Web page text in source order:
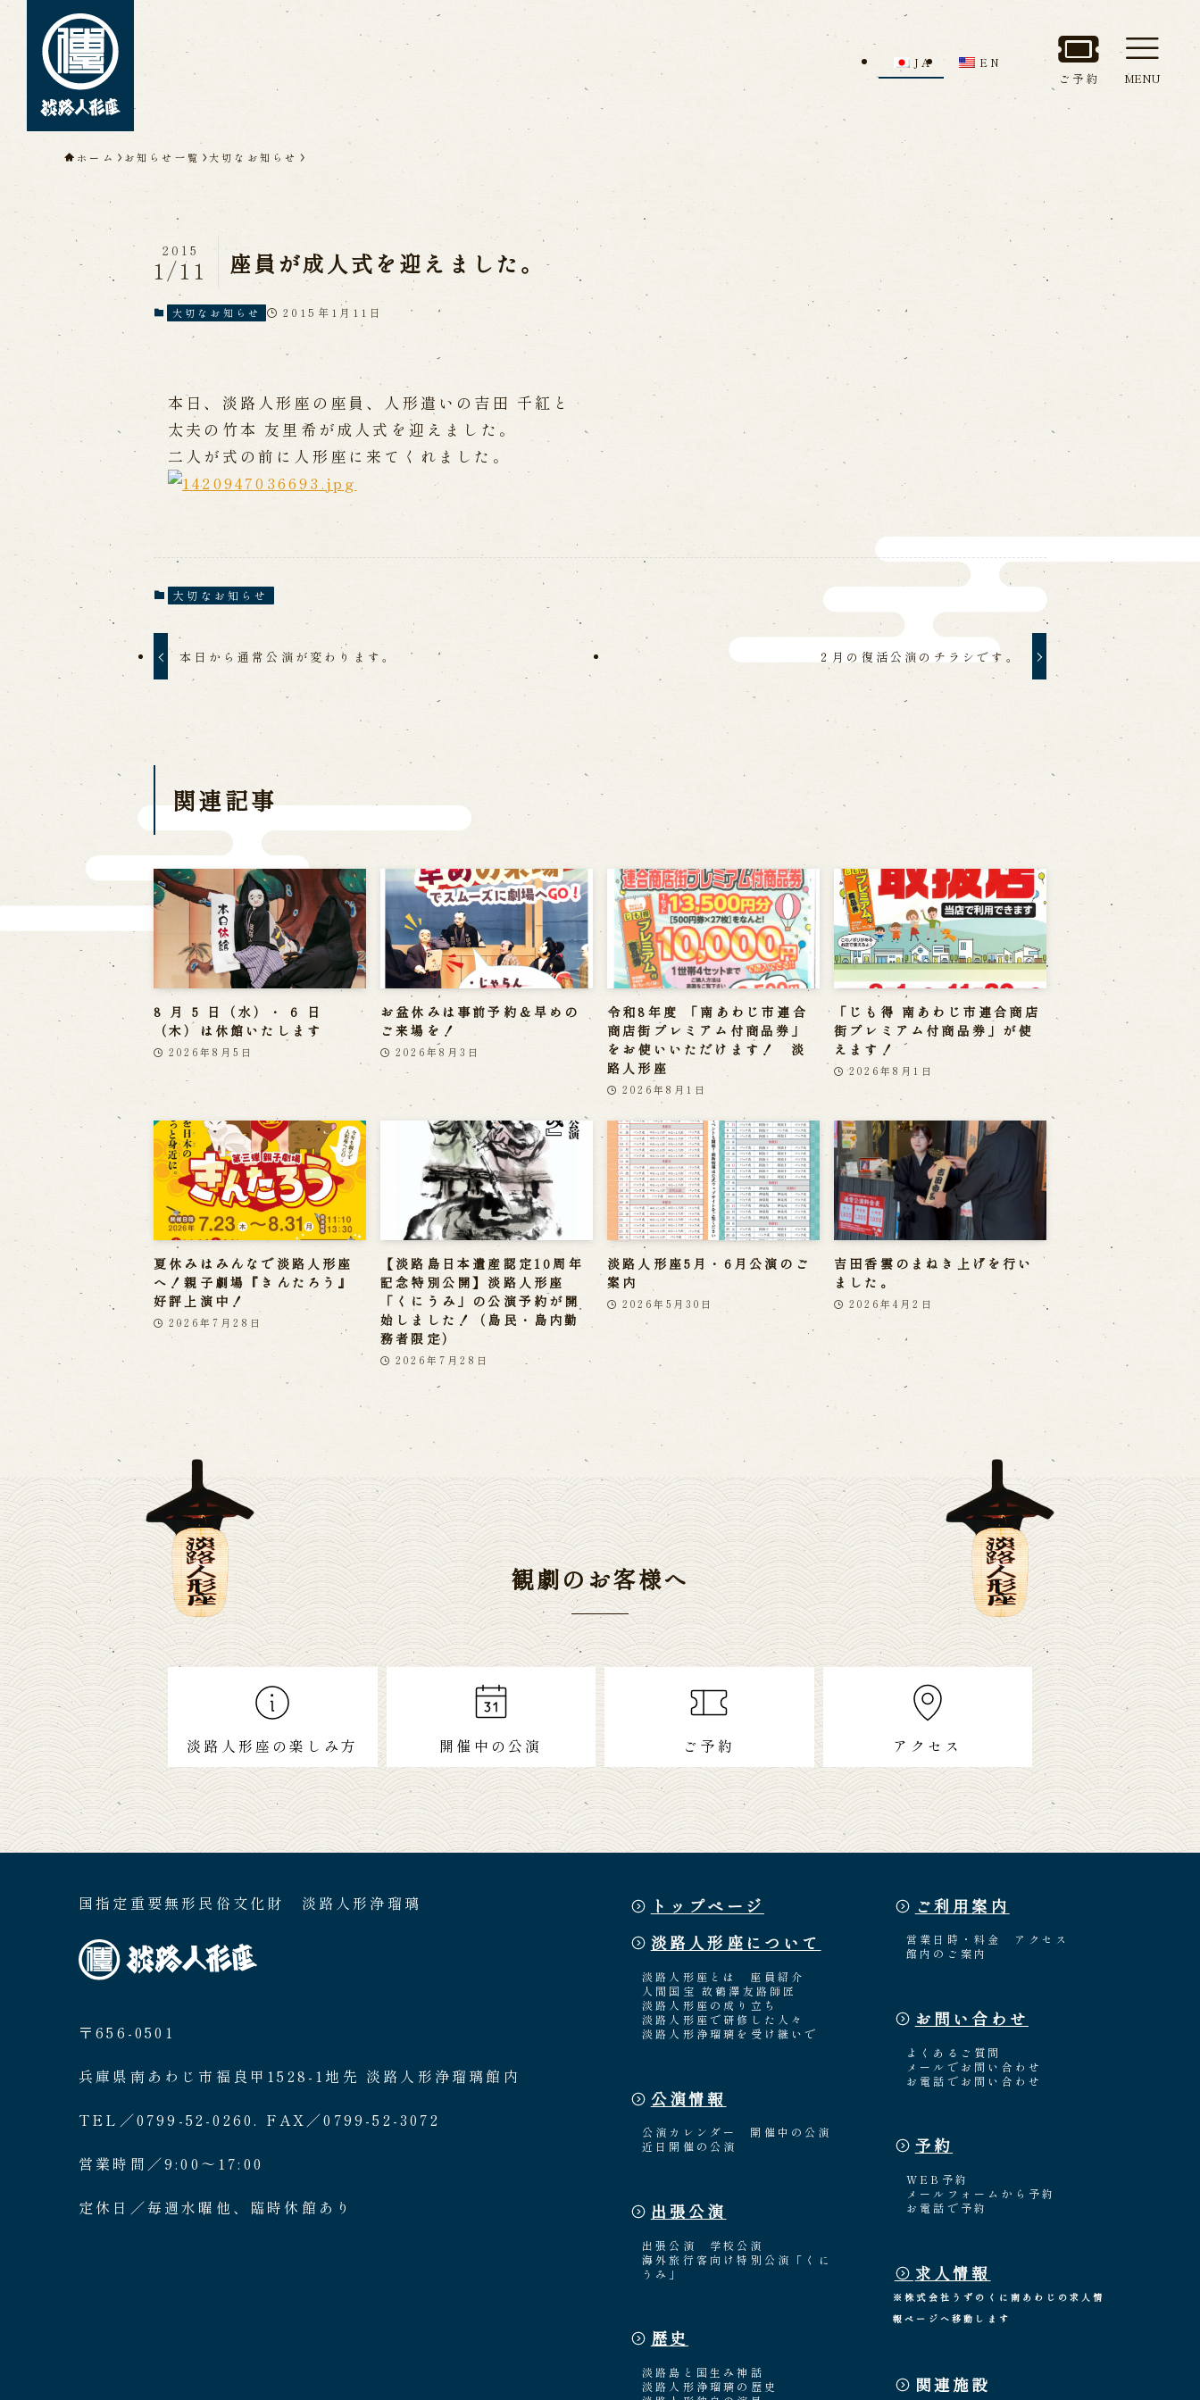
淡路人形座について
人間国宝 故鶴澤友路師匠
淡路人形浄瑠璃を受け継いで
公演情報
近日開催の公演
出張公演
出張公演 学校公演 海外旅行客向け特別公演「くにうみ」
歴史
淡路島と国生み神話
淡路人形の広がり
南あわじ市の伝統芸能
アクセス
よくあるご質問
メールでお問い合わせ
お電話でお問い合わせ
予約
WEB予約 メールフォームから予約
関連施設
道の駅うずしお
うずの丘大鳴門橋記念館
JA EN
ご予約 MENU
ホーム お知らせ一覧 大切なお知らせ
座員が成人式を迎えました。
2015
1/11
大切なお知らせ 2015年1月11日
本日、淡路人形座の座員、人形遣いの吉田 千紅と
太夫の竹本 友里希が成人式を迎えました。
二人が式の前に人形座に来てくれました。
大切なお知らせ
本日から通常公演が変わります。 ２月の復活公演のチラシです。
関連記事
8 月 5 日（水）・ 6 日
（木）は休館いたします
2026年8月5日
お盆休みは事前予約＆早めの
ご来場を！
2026年8月3日
令和8年度 「南あわじ市連合
商店街プレミアム付商品券」
をお使いいただけます！ 淡
路人形座
2026年8月1日
「じも得 南あわじ市連合商店
街プレミアム付商品券」が使
えます！
2026年8月1日
夏休みはみんなで淡路人形座
へ！親子劇場『きんたろう』
好評上演中！
2026年7月28日
【淡路島日本遺産認定10周年
記念特別公開】淡路人形座
「くにうみ」の公演予約が開
始しました！（島民・島内勤
務者限定）
2026年7月28日
淡路人形座5月・6月公演のご
案内
2026年5月30日
吉田香雲のまねき上げを行い
ました。
2026年4月2日
観劇のお客様へ
淡路人形座の楽しみ方 開催中の公演 ご予約 アクセス
国指定重要無形民俗文化財 淡路人形浄瑠璃
〒656-0501
兵庫県南あわじ市福良甲1528-1地先 淡路人形浄瑠璃館内
TEL／0799-52-0260. FAX／0799-52-3072
営業時間／9:00〜17:00
定休日／毎週水曜他、臨時休館あり
トップページ
淡路人形座について
淡路人形座とは
座員紹介
人間国宝 故鶴澤友路師匠
淡路人形座の成り立ち
淡路人形座で研修した人々
淡路人形浄瑠璃を受け継いで
公演情報
公演カレンダー
開催中の公演
近日開催の公演
出張公演
出張公演
学校公演
海外旅行客向け特別公演「くに
うみ」
歴史
淡路島と国生み神話
淡路人形浄瑠璃の歴史
ご利用案内
営業日時・料金
アクセス
館内のご案内
お問い合わせ
よくあるご質問
メールでお問い合わせ
お電話でお問い合わせ
予約
WEB予約
メールフォームから予約
お電話で予約
求人情報
※株式会社うずのくに南あわじの求人情
報ページへ移動します
関連施設